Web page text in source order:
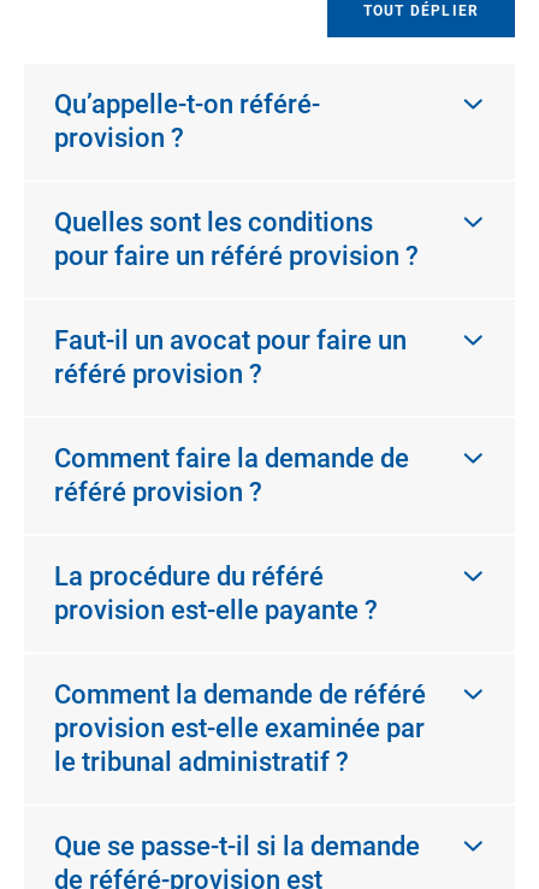
TOUT DÉPLIER
Qu’appelle-t-on référé-
provision ?
Quelles sont les conditions
pour faire un référé provision ?
Faut-il un avocat pour faire un
référé provision ?
Comment faire la demande de
référé provision ?
La procédure du référé
provision est-elle payante ?
Comment la demande de référé
provision est-elle examinée par
le tribunal administratif ?
Que se passe-t-il si la demande
de référé-provision est